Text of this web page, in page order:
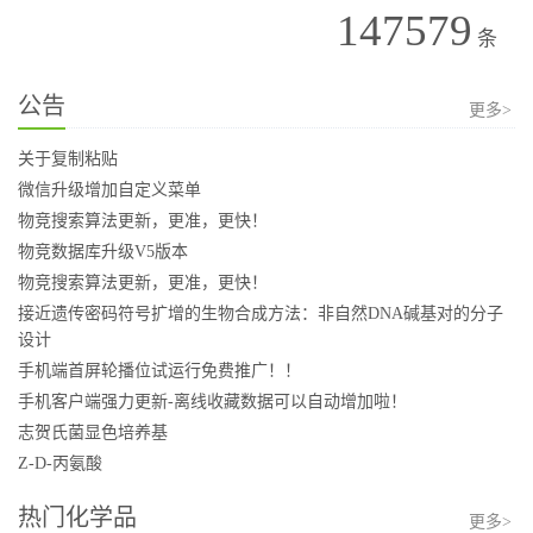
147579 条
公告 更多>
关于复制粘贴
微信升级增加自定义菜单
物竞搜索算法更新，更准，更快！
物竞数据库升级V5版本
物竞搜索算法更新，更准，更快！
接近遗传密码符号扩增的生物合成方法：非自然DNA碱基对的分子
设计
手机端首屏轮播位试运行免费推广！！
手机客户端强力更新-离线收藏数据可以自动增加啦！
志贺氏菌显色培养基
Z-D-丙氨酸
热门化学品 更多>